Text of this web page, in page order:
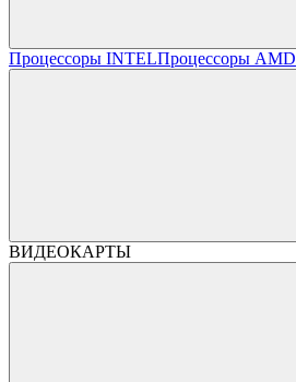
Процессоры INTELПроцессоры AMD
ВИДЕОКАРТЫ